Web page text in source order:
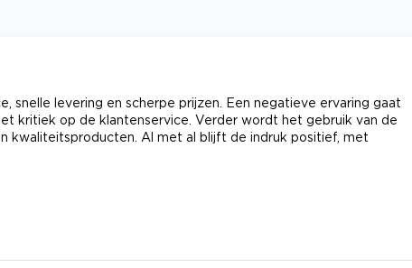
snelle levering en scherpe prijzen. Een negatieve ervaring gaat
kritiek op de klantenservice. Verder wordt het gebruik van de
kwaliteitsproducten. Al met al blijft de indruk positief, met